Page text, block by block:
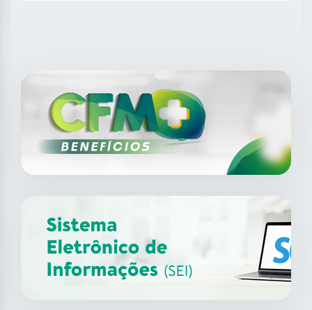
SAIBA MAIS
XII Fórum de Medicina do
Trabalho do CFM
14 ago
2026